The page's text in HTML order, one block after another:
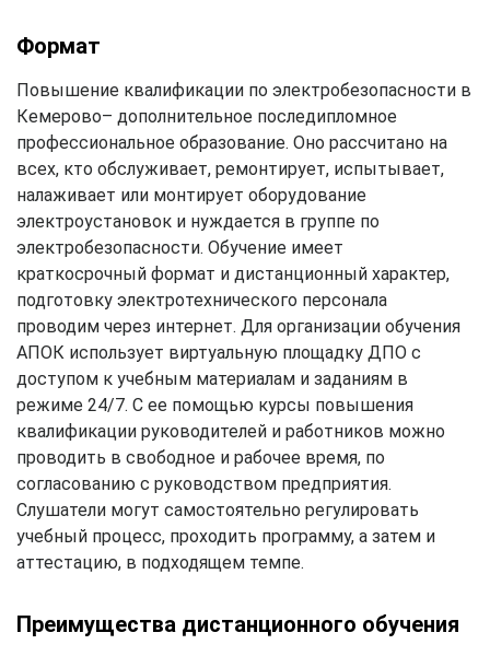
Формат
Повышение квалификации по электробезопасности в
Кемерово– дополнительное последипломное
профессиональное образование. Оно рассчитано на
всех, кто обслуживает, ремонтирует, испытывает,
налаживает или монтирует оборудование
электроустановок и нуждается в группе по
электробезопасности. Обучение имеет
краткосрочный формат и дистанционный характер,
подготовку электротехнического персонала
проводим через интернет. Для организации обучения
АПОК использует виртуальную площадку ДПО с
доступом к учебным материалам и заданиям в
режиме 24/7. С ее помощью курсы повышения
квалификации руководителей и работников можно
проводить в свободное и рабочее время, по
согласованию с руководством предприятия.
Слушатели могут самостоятельно регулировать
учебный процесс, проходить программу, а затем и
аттестацию, в подходящем темпе.
Преимущества дистанционного обучения